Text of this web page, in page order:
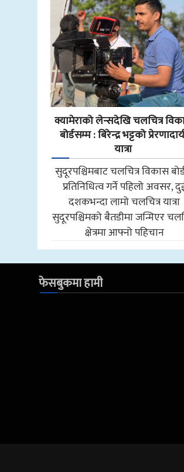
क्यामेराको लेन्सदेखि चलचित्र
बोर्डसम्म : बिरेन्द्र भट्टको
यात्रा
सुदूरपश्चिमबाट चलचित्र विकास
प्रतिनिधित्व गर्ने पहिलो अवसर,
दशकभन्दा लामो चलचित्र यात्रा
सुदूरपश्चिमको बैतडीमा जन्मिएर
क्षेत्रमा आफ्नो पहिचान
फेसबुकमा हामी